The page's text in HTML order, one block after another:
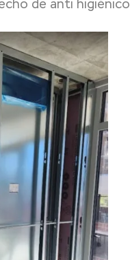
de anti